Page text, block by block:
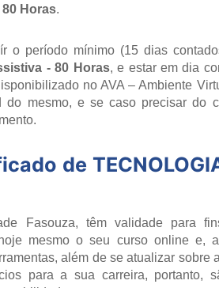
Horas.
o período mínimo (15 dias
- 80 Horas, e estar em dia
no AVA – Ambiente
mesmo, e se caso precisar do
de
Fasouza, têm validade para
mesmo o seu curso online e,
além de se atualizar sobre
para a sua carreira, portanto,